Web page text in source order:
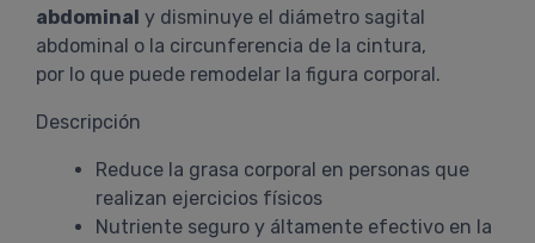
abdominal y disminuye el diámetro sagital
abdominal o la circunferencia de la cintura,
por lo que puede remodelar la figura corporal.
Descripción
Reduce la grasa corporal en personas que
realizan ejercicios físicos
Nutriente seguro y áltamente efectivo en la